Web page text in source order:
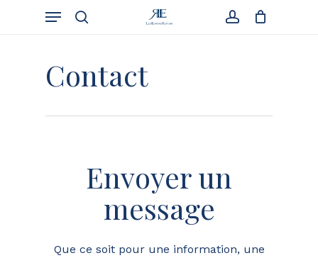
Menu
Contact
Envoyer un
message
Que ce soit pour une information, une